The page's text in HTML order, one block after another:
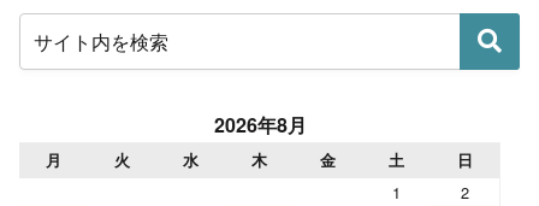
2026年8月
月 火 水 木 金 土 日
1
2